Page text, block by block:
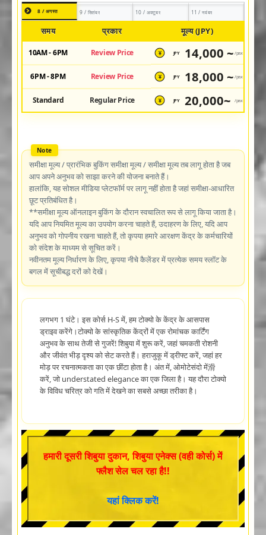
8 / अगस्त 9 / सितंबर 10 / अक्टूबर 11 / नवंबर
समय प्रकार मूल्य (JPY)
10AM - 6PM Review Price ¥ JPY 14,000 ~ /pax
6PM - 8PM Review Price ¥ JPY 18,000 ~ /pax
Standard Regular Price ¥ JPY 20,000~ /pax
समीक्षा मूल्य / प्रारंभिक बुकिंग समीक्षा मूल्य / समीक्षा मूल्य तब लागू होता है जब
आप अपने अनुभव को साझा करने की योजना बनाते हैं।
हालांकि, यह सोशल मीडिया प्लेटफॉर्म पर लागू नहीं होता है जहां समीक्षा-आधारित
छूट प्रतिबंधित है।
**समीक्षा मूल्य ऑनलाइन बुकिंग के दौरान स्वचालित रूप से लागू किया जाता है।
यदि आप नियमित मूल्य का उपयोग करना चाहते हैं, उदाहरण के लिए, यदि आप
अनुभव को गोपनीय रखना चाहते हैं, तो कृपया हमारे आरक्षण केंद्र के कर्मचारियों
को संदेश के माध्यम से सूचित करें।
नवीनतम मूल्य निर्धारण के लिए, कृपया नीचे कैलेंडर में प्रत्येक समय स्लॉट के
बगल में सूचीबद्ध दरों को देखें।
लगभग 1 घंटे। इस कोर्स H-S में, हम टोक्यो के केंद्र के आसपास
ड्राइव करेंगे।टोक्यो के सांस्कृतिक केंद्रों में एक रोमांचक कार्टिंग
अनुभव के साथ तेजी से गुजरें! शिबुया में शुरू करें, जहां चमकती रोशनी
और जीवंत भीड़ दृश्य को सेट करते हैं। हराजुकू में ड्रीफ्ट करें, जहां हर
मोड़ पर रचनात्मकता का एक छींटा होता है। अंत में, ओमोटेसंदो में滑
करें, जो understated elegance का एक जिला है। यह दौरा टोक्यो
के विविध चरित्र को गति में देखने का सबसे अच्छा तरीका है।
हमारी दूसरी शिबुया दुकान, शिबुया एनेक्स (वही कोर्स) में
फ्लैश सेल चल रहा है!!
यहां क्लिक करें!